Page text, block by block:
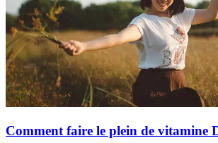
Comment faire le plein de vitamine